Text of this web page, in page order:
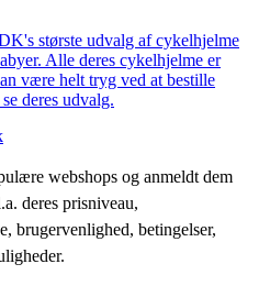
største udvalg af cykelhjelme
Alle deres cykelhjelme er
være helt tryg ved at bestille
deres udvalg.
webshops og anmeldt dem
deres prisniveau,
brugervenlighed, betingelser,